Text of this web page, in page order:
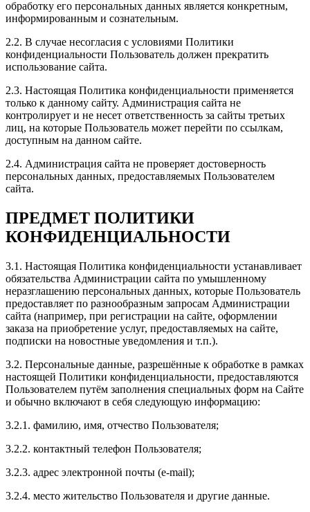
Хороший сервис по тюнингу авто. Персонал на все
интересующие вопросы отвечал. Цены приемлемые.
Широкий спектр услуг и качественное выполнение
работы. Спасибо, будем обращаться еще!
Рейтинг отзыва:5
чип тюнингу. Получил в ответ долгий рассказ что и
как всё происходит и вырастает. Согласился
попробовать на 1 стейч. Договорились о встрече у
ппроверили все ошибки, ещё раз посветили во все
тайны тюнинга. Всё подробно. Никаких камней не
оказалось, и решили залить программу. По времени
идиота. Очень доволен. Никаких побочнк нет.
Работает всё как и раньше плавно и без рывков. В
пробках нет никакой разницы. Но с низов машина
получила приличный прирост, даже на скорости при
нажатии на педаль ускорение значительное. Очень
доволен, и работой и подходом к своей работе.
Спасибо ребятам. Всем рекомендую. Извините за
бомба.
Персонал подробно ответил на все вопросы. Цены
выполнения работ. Спасибо, будем обращаться еще
обработку его персональных данных является конкретным,
информированным и сознательным.
2.2. В случае несогласия с условиями Политики
конфиденциальности Пользователь должен прекратить
использование сайта.
2.3. Настоящая Политика конфиденциальности применяется
только к данному сайту. Администрация сайта не
контролирует и не несет ответственность за сайты третьих
лиц, на которые Пользователь может перейти по ссылкам,
доступным на данном сайте.
2.4. Администрация сайта не проверяет достоверность
персональных данных, предоставляемых Пользователем
сайта.
ПРЕДМЕТ ПОЛИТИКИ
КОНФИДЕНЦИАЛЬНОСТИ
3.1. Настоящая Политика конфиденциальности устанавливает
обязательства Администрации сайта по умышленному
неразглашению персональных данных, которые Пользователь
предоставляет по разнообразным запросам Администрации
сайта (например, при регистрации на сайте, оформлении
заказа на приобретение услуг, предоставляемых на сайте,
подписки на новостные уведомления и т.п.).
3.2. Персональные данные, разрешённые к обработке в рамках
настоящей Политики конфиденциальности, предоставляются
Пользователем путём заполнения специальных форм на Сайте
и обычно включают в себя следующую информацию:
3.2.1. фамилию, имя, отчество Пользователя;
3.2.2. контактный телефон Пользователя;
3.2.3. адрес электронной почты (e-mail);
3.2.4. место жительство Пользователя и другие данные.